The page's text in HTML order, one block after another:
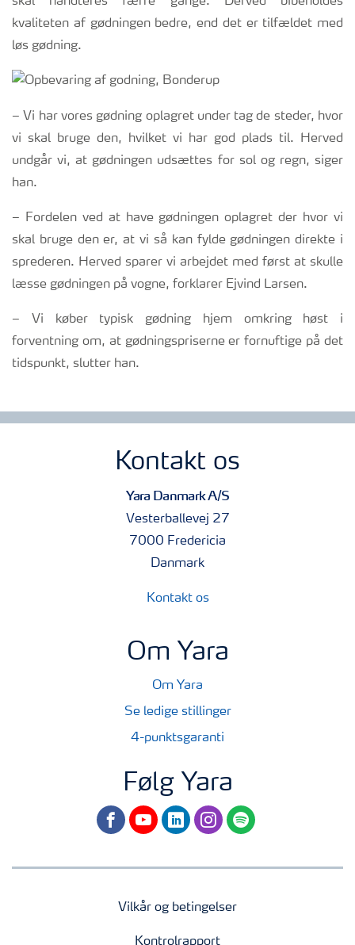
kvaliteten af gødningen bedre, end det er tilfældet med
løs gødning.
– Vi har vores gødning oplagret under tag de steder, hvor
vi skal bruge den, hvilket vi har god plads til. Herved
undgår vi, at gødningen udsættes for sol og regn, siger
han.
– Fordelen ved at have gødningen oplagret der hvor vi
skal bruge den er, at vi så kan fylde gødningen direkte i
sprederen. Herved sparer vi arbejdet med først at skulle
læsse gødningen på vogne, forklarer Ejvind Larsen.
– Vi køber typisk gødning hjem omkring høst i
forventning om, at gødningspriserne er fornuftige på det
tidspunkt, slutter han.
Kontakt os
Yara Danmark A/S
Vesterballevej 27
7000 Fredericia
Danmark
Kontakt os
Om Yara
Om Yara
Se ledige stillinger
4-punktsgaranti
Følg Yara
facebookyoutubelinkedininstagram
spotify
Vilkår og betingelser
Kontrolrapport